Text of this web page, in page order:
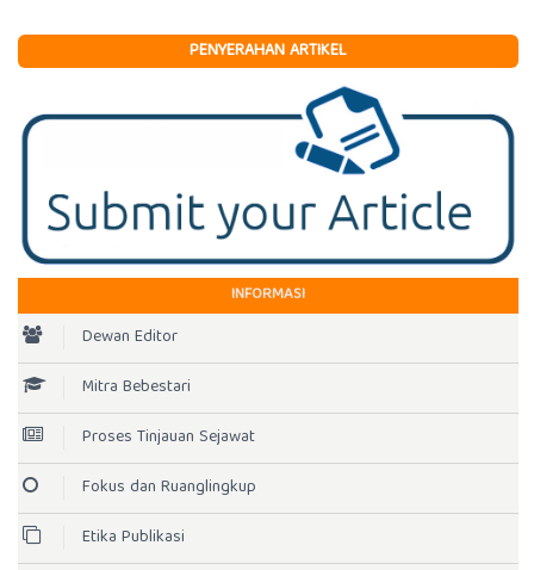
PENYERAHAN ARTIKEL
INFORMASI
Dewan Editor
Mitra Bebestari
Proses Tinjauan Sejawat
Fokus dan Ruanglingkup
Etika Publikasi